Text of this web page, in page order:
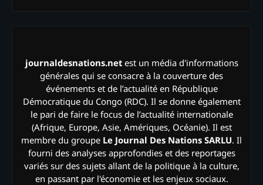
journaldesnations.netest un média d'informations
générales qui se consacre à la couverture des
événements et de l’actualité en République
Démocratique du Congo (RDC). Il se donne également
le pari de faire le focus de l’actualité internationale
(Afrique, Europe, Asie, Amériques, Océanie). Il est
membre du groupe Le Journal Des Nations SARLU. Il
fourni des analyses approfondies et des reportages
variés sur des sujets allant de la politique à la culture,
en passant par l'économie et les enjeux sociaux.